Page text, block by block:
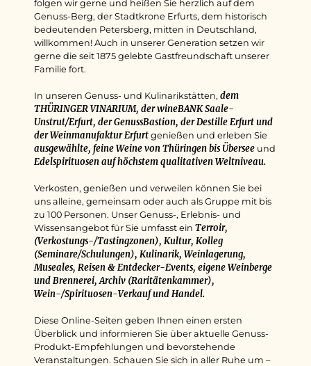
folgen wir gerne und heißen Sie herzlich auf dem
Genuss-Berg, der Stadtkrone Erfurts, dem historisch
bedeutenden Petersberg, mitten in Deutschland,
willkommen! Auch in unserer Generation setzen wir
gerne die seit 1875 gelebte Gastfreundschaft unserer
Familie fort.
In unseren Genuss- und Kulinarikstätten, dem
THÜRINGER VINARIUM, der wineBANK Saale-
Unstrut/Erfurt, der GenussBastion, der Destille Erfurt und
der Weinmanufaktur Erfurt genießen und erleben Sie
ausgewählte, feine Weine von Thüringen bis Übersee und
Edelspirituosen auf höchstem qualitativen Weltniveau.
Verkosten, genießen und verweilen können Sie bei
uns alleine, gemeinsam oder auch als Gruppe mit bis
zu 100 Personen. Unser Genuss-, Erlebnis- und
Wissensangebot für Sie umfasst ein Terroir,
(Verkostungs-/Tastingzonen), Kultur, Kolleg
(Seminare/Schulungen), Kulinarik, Weinlagerung,
Museales, Reisen & Entdecker-Events, eigene Weinberge
und Brennerei, Archiv (Raritätenkammer),
Wein-/Spirituosen-Verkauf und Handel.
Diese Online-Seiten geben Ihnen einen ersten
Überblick und informieren Sie über aktuelle Genuss-
Produkt-Empfehlungen und bevorstehende
Veranstaltungen. Schauen Sie sich in aller Ruhe um –